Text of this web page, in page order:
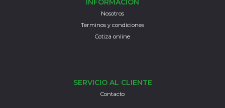
INFORMACIÓN
Nosotros
Terminos y condiciones
Cotiza online
SERVICIO AL CLIENTE
Contacto